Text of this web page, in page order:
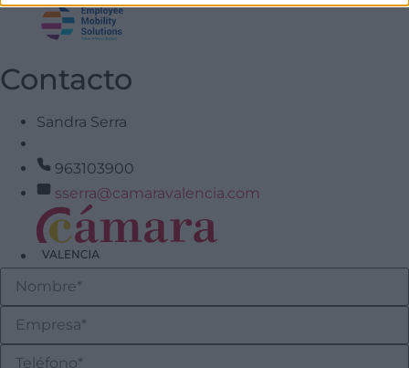
Contacto
Sandra Serra
963103900
sserra@camaravalencia.com